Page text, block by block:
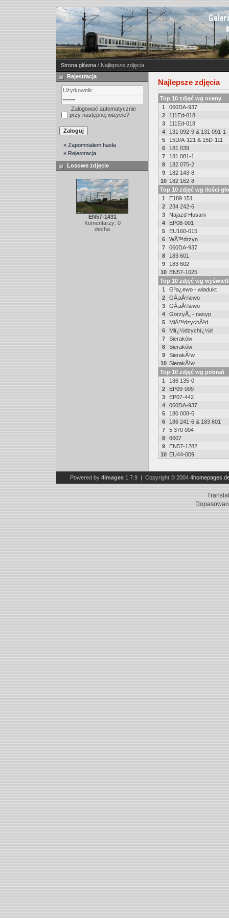
Strona główna / Najlepsze zdjęcia
Rejestracja
Zalogować automatycznie
przy następnej wizycie?
» Zapomniałem hasła
» Rejestracja
Losowe zdjęcie
EN57-1431
Komentarzy: 0
decha
Najlepsze zdjęcia
Top 10 zdjęć wg oceny
1
060DA-937
2
111Ed-018
3
111Ed-018
4
131 092-9 & 131 091-1
5
15D/A-121 & 15D-111
6
181 039
7
181 081-1
8
182 075-2
9
182 143-8
10 182 162-8
Top 10 zdjęć wg ilości
1
E189 151
2
234 242-6
3
Najazd Husarii
4
EP08-001
5
EU160-015
6
WÄ™drzyn
7
060DA-937
8
183 601
9
183 602
10 EN57-1025
Top 10 zdjęć wg
1
G³a¿ewo - wiadukt
2
GÅ‚aÅ¼ewo
3
GÅ‚aÅ¼ewo
4
GorzyÅ„ - nasyp
5
MiÄ™dzychÃ³d
6
Miï¿½dzychï¿½d
7
Sieraków
8
Sieraków
9
SierakÃ³w
10 SierakÃ³w
Top 10 zdjęć wg pobrań
1
186 135-0
2
EP09-009
3
EP07-442
4
060DA-937
5
180 008-5
6
186 241-6 & 183 601
7
5 370 004
8
6607
9
EN57-1282
10 EU44-009
Powered by 4images 1.7.9 | Copyright © 2004